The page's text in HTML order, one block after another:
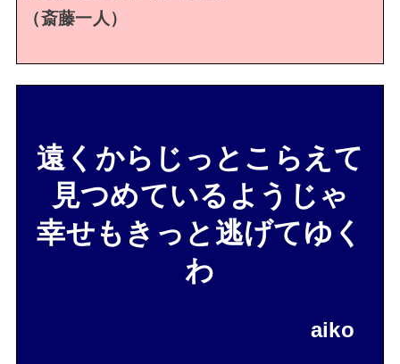
（斎藤一人）
遠くからじっとこらえて
見つめているようじゃ
幸せもきっと逃げてゆく
わ
aiko